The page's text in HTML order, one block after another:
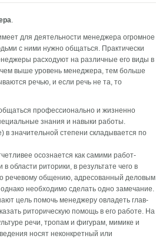
.
для деятельности менеджера огромное
с ними нужно общаться. Практически
расходуют на различные его виды в
выше уровень менеджера, тем больше
речью, и если речь не та, то
профессионально и жизненно
знания и навыки работы.
в значительной степени складывается по
осознается как самими работ-
области риторики, в результате чего в
речевому общению, адресованный деловым
необходимо сделать одно замечание.
цель помочь менеджеру овладеть глав-
риторическую помощь в его работе. На
речи, тропам и фигурам, мимике и
носят неконкретный или